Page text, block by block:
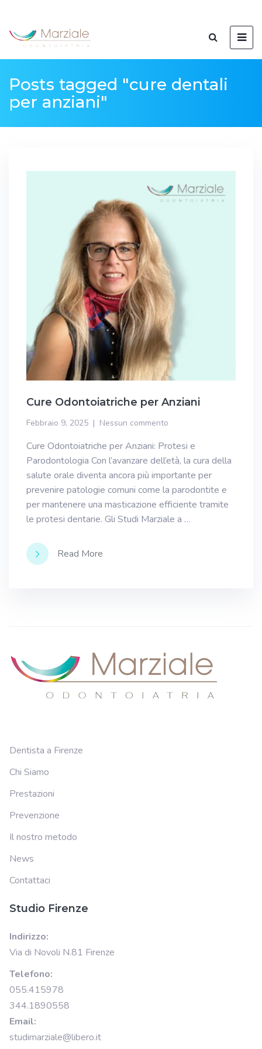
Posts tagged "cure dentali
per anziani"
Cure Odontoiatriche per Anziani
Febbraio 9, 2025 Nessun commento
Cure Odontoiatriche per Anziani: Protesi e
Parodontologia Con l’avanzare dell’età, la cura della
salute orale diventa ancora più importante per
prevenire patologie comuni come la parodontite e
per mantenere una masticazione efficiente tramite
le protesi dentarie. Gli Studi Marziale a …
Read More
Dentista a Firenze
Chi Siamo
Prestazioni
Prevenzione
Il nostro metodo
News
Contattaci
Studio Firenze
Indirizzo:
Via di Novoli N.81 Firenze
Telefono:
055.415978
344.1890558
Email:
studimarziale@libero.it